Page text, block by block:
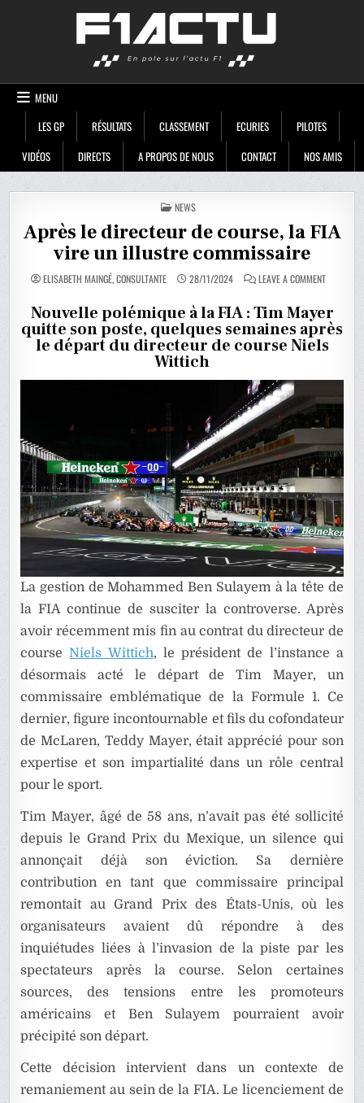
MENU
LES GP
RÉSULTATS CLASSEMENT ECURIES
PILOTES
VIDÉOS
DIRECTS A PROPOS DE NOUS CONTACT NOS AMIS
POSTED
IN
NEWS
Après le directeur de course, la FIA
vire un illustre commissaire
ELISABETH MAINGÉ, CONSULTANTE 28/11/2024 LEAVE A COMMENTON
APRÈS
DIRECTEUR
DE
COURSE,
LA
FIA
Nouvelle polémique à la FIA : Tim Mayer
quitte son poste, quelques semaines après
le départ du directeur de course Niels
Wittich
La gestion de Mohammed Ben Sulayem à la tête de
la FIA continue de susciter la controverse. Après
avoir récemment mis fin au contrat du directeur de
courseNiels Wittich, le président de l’instance a
désormais acté le départ de Tim Mayer, un
commissaire emblématique de la Formule 1. Ce
dernier, figure incontournable et fils du cofondateur
de McLaren, Teddy Mayer, était apprécié pour son
expertise et son impartialité dans un rôle central
pour le sport.
Tim Mayer, âgé de 58 ans, n’avait pas été sollicité
depuis le Grand Prix du Mexique, un silence qui
annonçait déjà son éviction. Sa dernière
contribution en tant que commissaire principal
remontait au Grand Prix des États-Unis, où les
organisateurs avaient dû répondre à des
inquiétudes liées à l’invasion de la piste par les
spectateurs après la course. Selon certaines
sources, des tensions entre les promoteurs
américains et Ben Sulayem pourraient avoir
précipité son départ.
Cette décision intervient dans un contexte de
remaniement au sein de la FIA. Le licenciement de